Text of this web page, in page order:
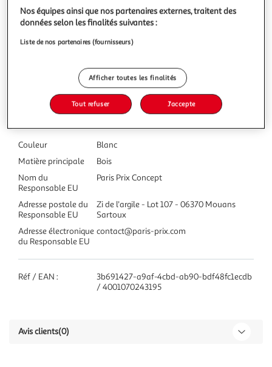
Afficher le prix
Caractéristiques
Couleur
Blanc
Matière principale
Bois
Nom du
Responsable EU
Paris Prix Concept
Adresse postale du
Responsable EU
Zi de l'argile - Lot 107 - 06370 Mouans
Sartoux
Adresse électronique
du Responsable EU
contact@paris-prix.com
Réf / EAN :
3b691427-a9af-4cbd-ab90-bdf48fc1ecdb
/ 4001070243195
Avis clients(0)
Nos équipes ainsi que nos partenaires externes, traitent des
données selon les finalités suivantes :
Liste de nos partenaires (fournisseurs)
Afficher toutes les finalités
Tout refuser J'accepte